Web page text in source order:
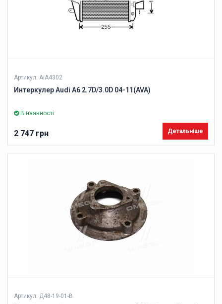
Артикул: AiA4302
Интеркулер Audi A6 2.7D/3.0D 04-11(AVA)
В наявності
2 747 грн Детальніше
Артикул: Д48-19-01-В